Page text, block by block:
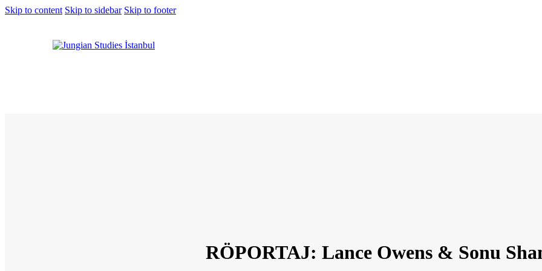
Skip to content Skip to sidebar Skip to footer
RÖPORTAJ: Lance Owens & Sonu